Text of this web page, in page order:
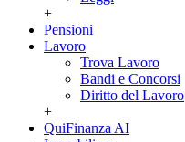
+
Pensioni
Lavoro
Trova Lavoro
Bandi e Concorsi
Diritto del Lavoro
+
QuiFinanza AI